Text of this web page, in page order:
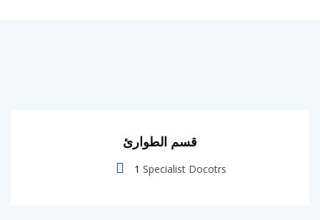
قسم الطوارئ
1 Specialist Docotrs